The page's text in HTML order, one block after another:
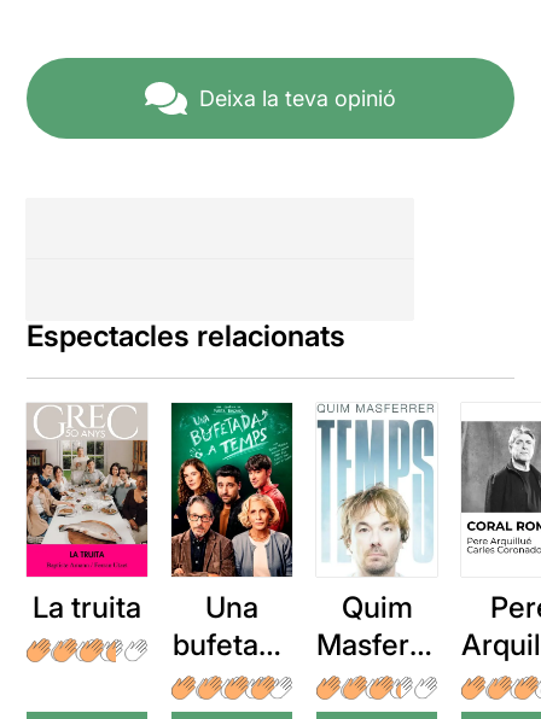
Deixa la teva opinió
Espectacles relacionats
La truita
Una
bufetada
a temps
Quim
Masferre
r: Temps
: